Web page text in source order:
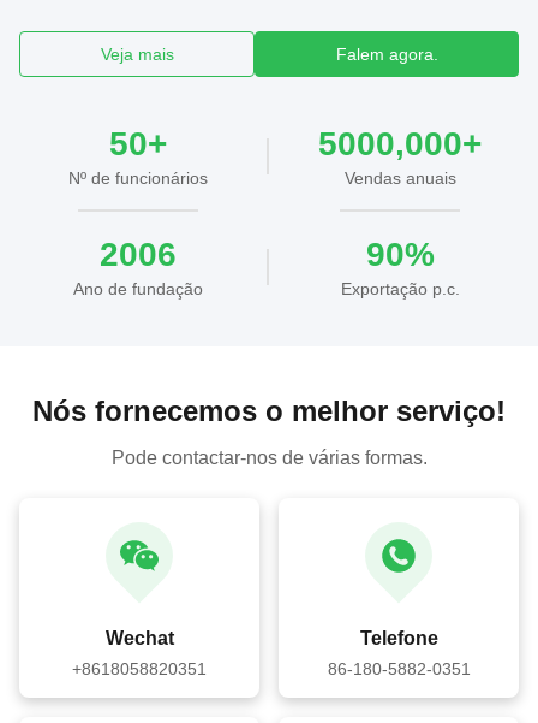
Veja mais Falem agora.
50+
Nº de funcionários
5000,000+
Vendas anuais
2006
Ano de fundação
90%
Exportação p.c.
Nós fornecemos o melhor serviço!
Pode contactar-nos de várias formas.
Wechat
+8618058820351
Telefone
86-180-5882-0351